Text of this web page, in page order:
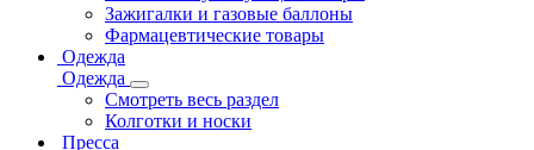
Зажигалки и газовые баллоны
Фармацевтические товары
Одежда
Одежда
Смотреть весь раздел
Колготки и носки
Пресса